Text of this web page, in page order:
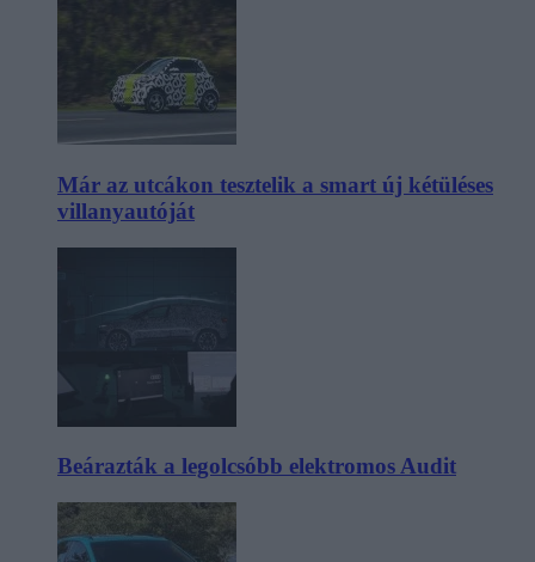
Már az utcákon tesztelik a smart új kétüléses
villanyautóját
Beárazták a legolcsóbb elektromos Audit